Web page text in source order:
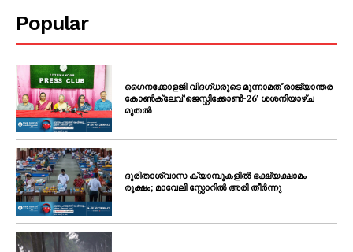
Popular
ഗൈനക്കോളജി വിദഗ്ധരുടെ മൂന്നാമത് രാജ്യാന്തര
കോണ്‍ക്ലേവ്’ജെസ്റ്റിക്കോണ്‍-26′ ശശനിയാഴ്‌ച
മുതല്‍
ദുരിതാശ്വാസ ക്യാമ്പുകളിൽ ഭക്ഷ്യക്ഷാമം
രൂക്ഷം; മാവേലി സ്റ്റോറിൽ അരി തീർന്നു